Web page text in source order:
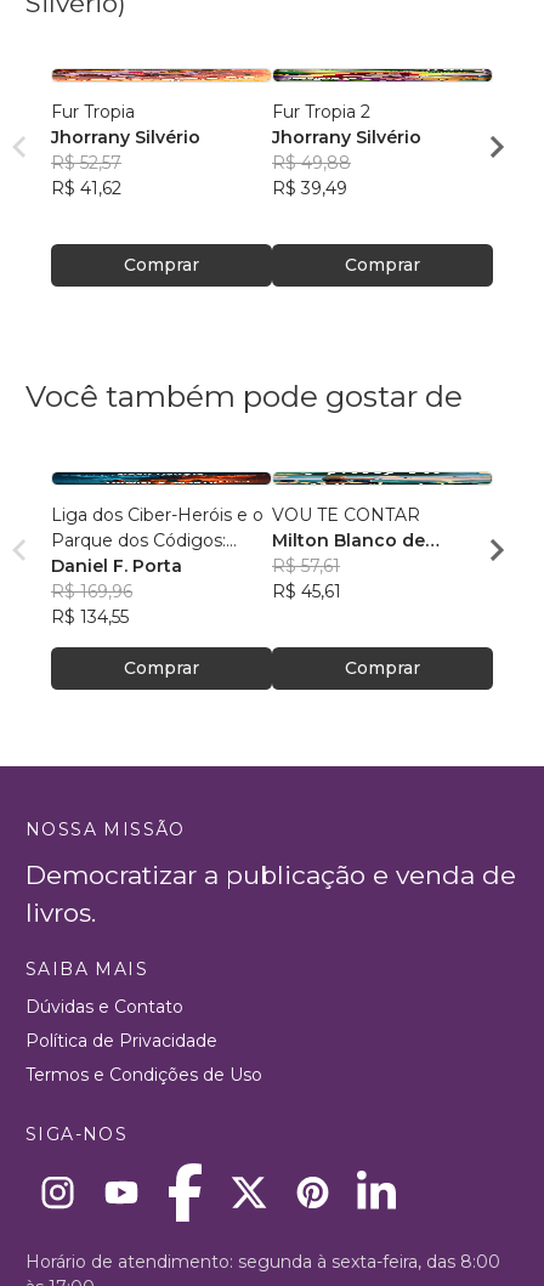
Fur Tropia
Jhorrany Silvério
R$ 52,57
R$ 41,62
Comprar
Fur Tropia 2
Jhorrany Silvério
R$ 49,88
R$ 39,49
Comprar
R$
Você também pode gostar de
Liga dos Ciber-Heróis e o
Parque dos Códigos:
Rumo ao Desconhecido
Daniel F. Porta
R$ 169,96
R$ 134,55
Comprar
VOU TE CONTAR
Milton Blanco de
Abrunhosa Trindade
Filho
R$ 57,61
R$ 45,61
Comprar
R$
NOSSA MISSÃO
Democratizar a publicação e venda de
livros.
SAIBA MAIS
Dúvidas e Contato
Política de Privacidade
Termos e Condições de Uso
SIGA-NOS
Horário de atendimento: segunda à sexta-feira, das 8:00